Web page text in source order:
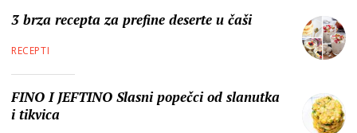
3 brza recepta za prefine deserte u čaši
RECEPTI
FINO I JEFTINO Slasni popečci od slanutka
i tikvica